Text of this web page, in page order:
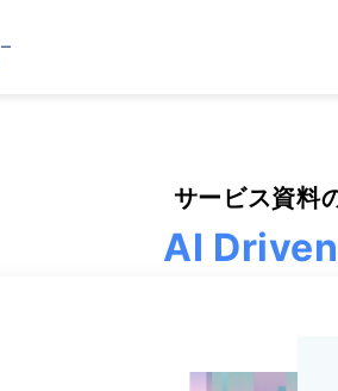
サービス資料
AI